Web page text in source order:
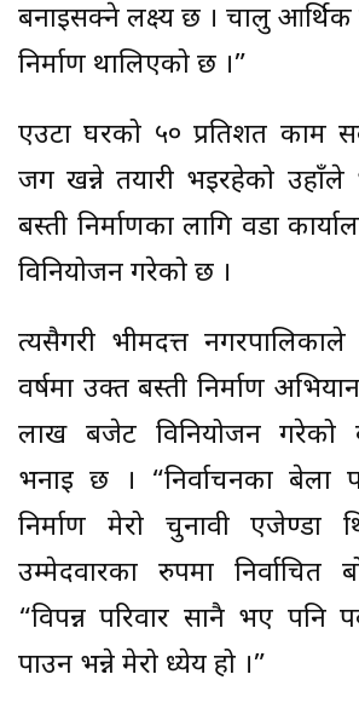
बनाइसक्ने लक्ष्य छ । चालु आर्थिक
निर्माण थालिएको छ ।”
एउटा घरको ५० प्रतिशत काम
जग खन्ने तयारी भइरहेको उहाँले
बस्ती निर्माणका लागि वडा
विनियोजन गरेको छ ।
त्यसैगरी भीमदत्त
वर्षमा उक्त बस्ती निर्माण
लाख बजेट विनियोजन गरेको
भनाइ छ । “निर्वाचनका बेला
निर्माण मेरो चुनावी एजेण्डा
उम्मेदवारका रुपमा निर्वाचित
“विपन्न परिवार सानै भए पनि
पाउन भन्ने मेरो ध्येय हो ।”